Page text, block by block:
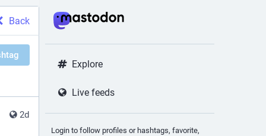
Back
2d
Explore
Live feeds
Login to follow profiles or hashtags, favorite,